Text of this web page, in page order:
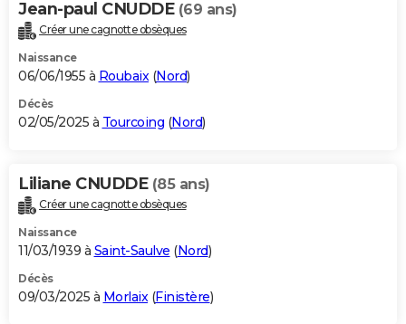
Jean-paul CNUDDE (69 ans)
Créer une cagnotte obsèques
Naissance
06/06/1955 à Roubaix(Nord)
Décès
02/05/2025 à Tourcoing (Nord)
Liliane CNUDDE (85 ans)
Créer une cagnotte obsèques
Naissance
11/03/1939 à Saint-Saulve (Nord)
Décès
09/03/2025 à Morlaix (Finistère)